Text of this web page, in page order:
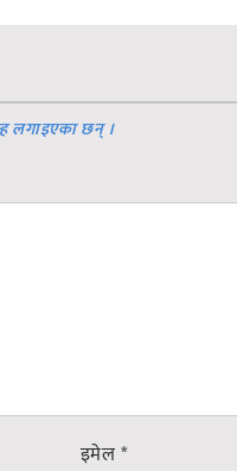
लगाइएका छन् ।
इमेल*